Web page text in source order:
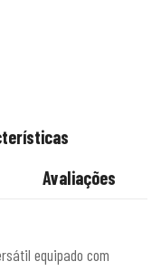
Avaliações
equipado com